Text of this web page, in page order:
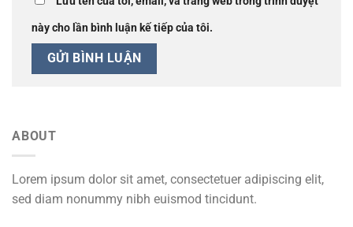
này cho lần bình luận kế tiếp của tôi.
ABOUT
Lorem ipsum dolor sit amet, consectetuer adipiscing elit,
sed diam nonummy nibh euismod tincidunt.